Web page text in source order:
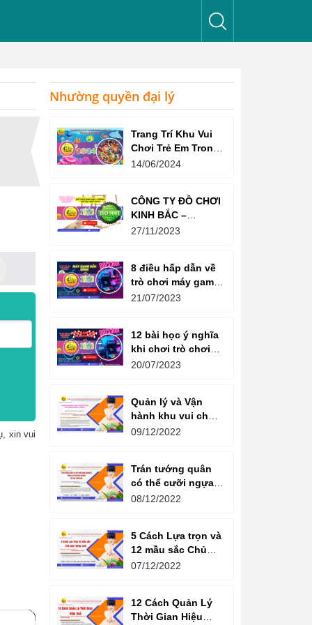
xin vui
Nhường quyền đại lý
Trang Trí Khu Vui
Chơi Trẻ Em Trong
Nhà Như Thế Nào
14/06/2024
CÔNG TY ĐỒ CHƠI
KINH BẮC –
CHỨNG CHỈ ISO
27/11/2023
8 điều hấp dẫn về
trò chơi máy game
bắn súng
21/07/2023
12 bài học ý nghĩa
khi chơi trò chơi
máy game đua xe
20/07/2023
Quản lý và Vận
hành khu vui chơi
giải trí -
amusement parks
09/12/2022
Trán tướng quân
có thể cưỡi ngựa,
Bụng tể tướng có
08/12/2022
5 Cách Lựa trọn và
12 mầu sắc Chủ
đạo Tương sinh
năng lượng
07/12/2022
12 Cách Quản Lý
Thời Gian Hiệu